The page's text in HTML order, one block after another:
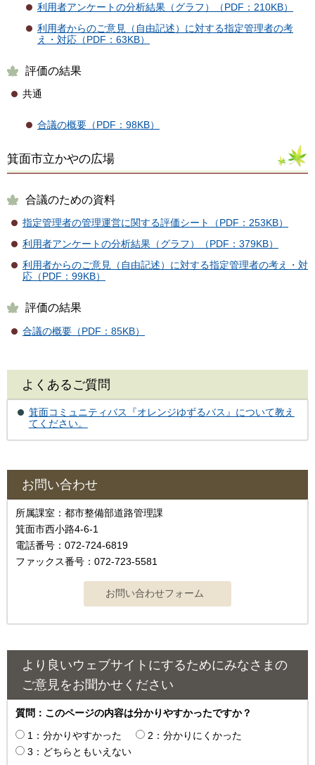
利用者アンケートの分析結果（グラフ）（PDF：210KB）
利用者からのご意見（自由記述）に対する指定管理者の考
え・対応（PDF：63KB）
評価の結果
共通
合議の概要（PDF：98KB）
箕面市立かやの広場
合議のための資料
指定管理者の管理運営に関する評価シート（PDF：253KB）
利用者アンケートの分析結果（グラフ）（PDF：379KB）
利用者からのご意見（自由記述）に対する指定管理者の考え・対
応（PDF：99KB）
評価の結果
合議の概要（PDF：85KB）
よくあるご質問
箕面コミュニティバス『オレンジゆずるバス』について教え
てください。
お問い合わせ
所属課室：都市整備部道路管理課
箕面市西小路4-6-1
電話番号：072-724-6819
ファックス番号：072-723-5581
より良いウェブサイトにするためにみなさまの
ご意見をお聞かせください
質問：このページの内容は分かりやすかったですか？
1：分かりやすかった
2：分かりにくかった
3：どちらともいえない